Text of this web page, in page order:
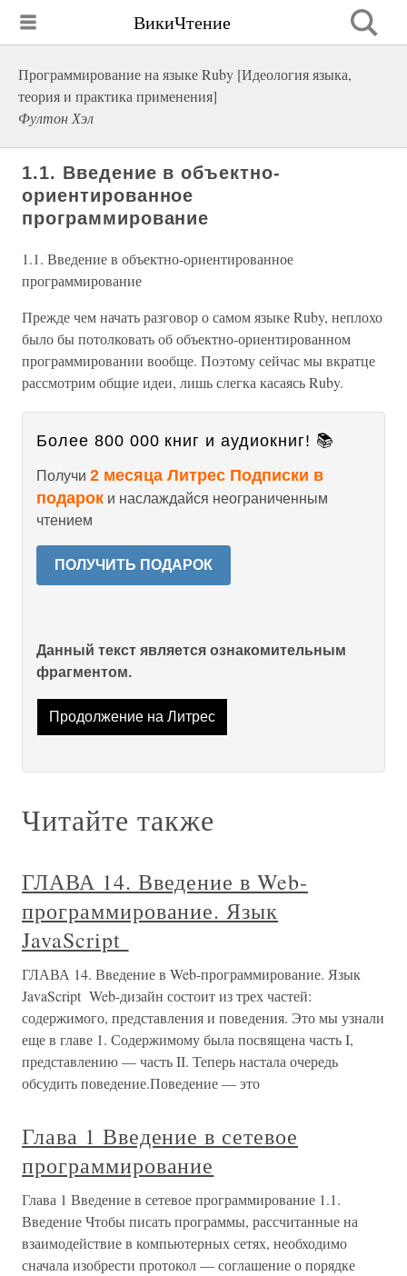
ВикиЧтение
Программирование на языке Ruby [Идеология языка,
теория и практика применения]
Фултон Хэл
1.1. Введение в объектно-
ориентированное
программирование
1.1. Введение в объектно-ориентированное
программирование
Прежде чем начать разговор о самом языке Ruby, неплохо
было бы потолковать об объектно-ориентированном
программировании вообще. Поэтому сейчас мы вкратце
рассмотрим общие идеи, лишь слегка касаясь Ruby.
Более 800 000 книг и аудиокниг! 📚
Получи 2 месяца Литрес Подписки в
подарок и наслаждайся неограниченным
чтением
ПОЛУЧИТЬ ПОДАРОК
Данный текст является ознакомительным
фрагментом.
Продолжение на Литрес
Читайте также
ГЛАВА 14. Введение в Web-
программирование. Язык
JavaScript
ГЛАВА 14. Введение в Web-программирование. Язык
JavaScript Web-дизайн состоит из трех частей:
содержимого, представления и поведения. Это мы узнали
еще в главе 1. Содержимому была посвящена часть I,
представлению — часть II. Теперь настала очередь
обсудить поведение.Поведение — это
Глава 1 Введение в сетевое
программирование
Глава 1 Введение в сетевое программирование 1.1.
Введение Чтобы писать программы, рассчитанные на
взаимодействие в компьютерных сетях, необходимо
сначала изобрести протокол — соглашение о порядке